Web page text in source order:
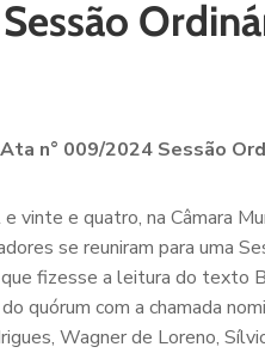
n° 009/2024 Sessão
vinte e quatro, na Câmara
se reuniram para uma
fizesse a leitura do texto
quórum com a chamada
Wagner de Loreno,